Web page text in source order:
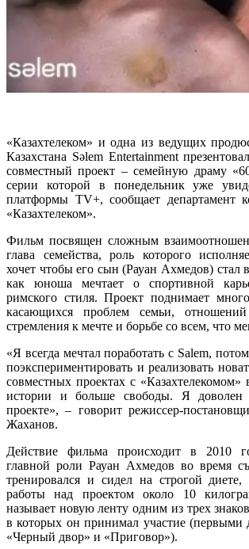
«Казахтелеком» и одна из ведущих
Казахстана Sәlem Entertainment
совместный проект – семейную драму
серии которой в понедельник уже
платформы TV+, сообщает департамент
«Казахтелеком».
Фильм посвящен сложным
глава семейства, роль которого
хочет чтобы его сын (Рауан Ахмедов) стал
как юноша мечтает о спортивной
римского стиля. Проект поднимает
касающихся проблем семьи,
стремления к мечте и борьбе со всем, что
«Я всегда мечтал поработать с Salem,
поэкспериментировать и реализовать
совместных проектах с «Казахтелекомом»
истории и больше свободы. Я доволен
проекте», – говорит режиссер-
Жаханов.
Действие фильма происходит в 2010
главной роли Рауан Ахмедов во время
тренировался и сидел на строгой диете,
работы над проектом около 10
называет новую ленту одним из трех
в которых он принимал участие (первыми
«Черный двор» и «Приговор»).